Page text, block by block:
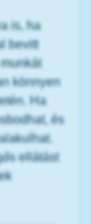
is, ha
bevitt
könnyen
Ha
és
ellátást